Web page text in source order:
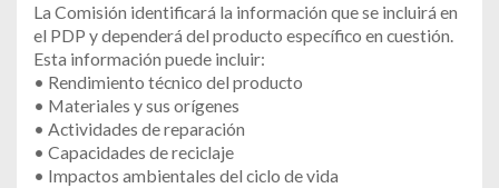
La Comisión identificará la información que se incluirá en
el PDP y dependerá del producto específico en cuestión.
Esta información puede incluir:
• Rendimiento técnico del producto
• Materiales y sus orígenes
• Actividades de reparación
• Capacidades de reciclaje
• Impactos ambientales del ciclo de vida